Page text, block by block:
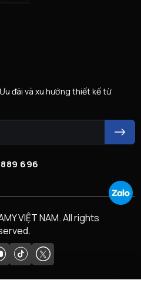
đãi và xu hướng thiết kế từ
696
VIỆT NAM. All rights